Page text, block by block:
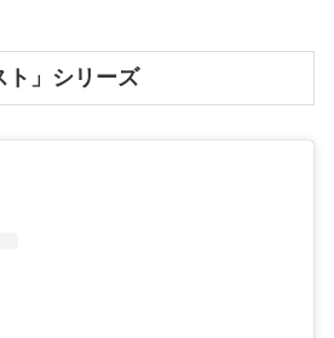
ト」シリーズ